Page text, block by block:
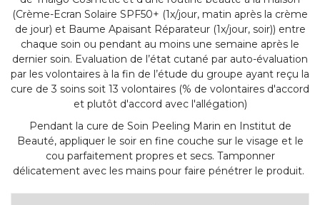
(Crème-Ecran Solaire SPF50+ (1x/jour, matin après la crème
de jour) et Baume Apaisant Réparateur (1x/jour, soir)) entre
chaque soin ou pendant au moins une semaine après le
dernier soin. Evaluation de l’état cutané par auto-évaluation
par les volontaires à la fin de l’étude du groupe ayant reçu la
cure de 3 soins soit 13 volontaires (% de volontaires d'accord
et plutôt d'accord avec l'allégation)
Pendant la cure de Soin Peeling Marin en Institut de
Beauté, appliquer le soir en fine couche sur le visage et le
cou parfaitement propres et secs. Tamponner
délicatement avec les mains pour faire pénétrer le produit.